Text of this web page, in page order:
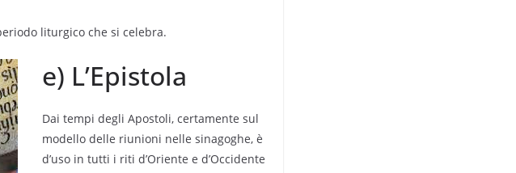
liturgico che si celebra.
e) L’Epistola
Dai tempi degli Apostoli, certamente sul
modello delle riunioni nelle sinagoghe, è
d’uso in tutti i riti d’Oriente e d’Occidente